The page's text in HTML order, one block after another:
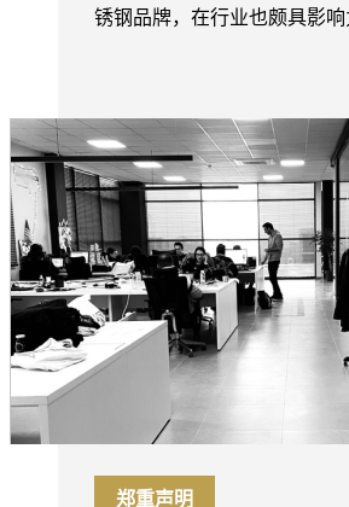
锈钢品牌，在行业也颇具影响
郑重声明